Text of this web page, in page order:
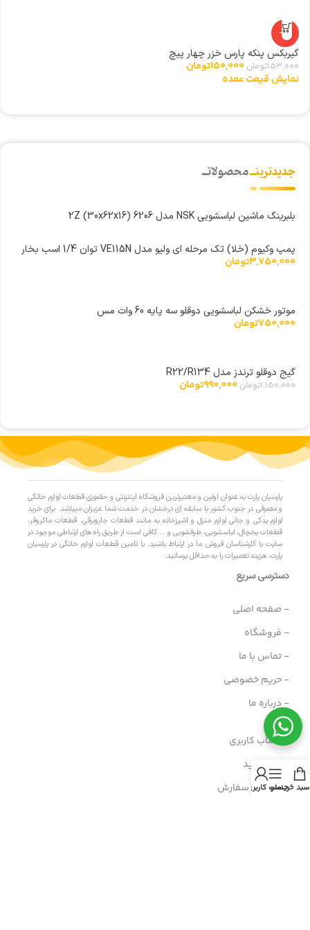
-2%
گیربکس پنکه پارس خزر چهار پیچ
153,000تومان 150,000تومان
نمایش قیمت عمده
جدیدترینــمحصولاتــ
بلبرینگ ماشین لباسشویی NSK مدل 6206 2Z (30x62x16)
پمپ وکیوم (خلا) تک مرحله ای ولیو مدل VE115N توان 1/4 اسب بخار
3,750,000تومان
موتور خشکن لباسشویی دوقلو سه پایه 60 وات مس
750,000تومان
گیج دوقلو ترندز مدل R22/R134
1,150,000تومان 990,000تومان
پارسیان پارت به عنوان اولین و معتبرترین فروشگاه اینترنتی و حضوری قطعات لوازم خانگی
و مصرفی در جنوب کشور با سابقه ای درخشان در خدمت شما عزیزان میباشد. برای خرید
لوازم یدکی و جانی لوازم منزل و آشپزخانه به مانند قطعات جاروبرقی، قطعات ماکروفر،
قطعات یخچال، لباسشویی، ظرفشویی و … کافی است از طریق راه های ارتباطی موجود در
سایت با کارشناسان فروش ما در ارتباط باشید. با تامین قطعات لوازم خانگی در پارسیان
پارت، هزینه تعمیرات را به حداقل برسانید.
دسترسی سریع
- صفحه اصلی
- فروشگاه
- تماس با ما
- حریم خصوصی
- درباره ما
- حساب کاربری
- سبد خرید
- پیگیری سفارشسبد خریدمنو
حساب کاربری من